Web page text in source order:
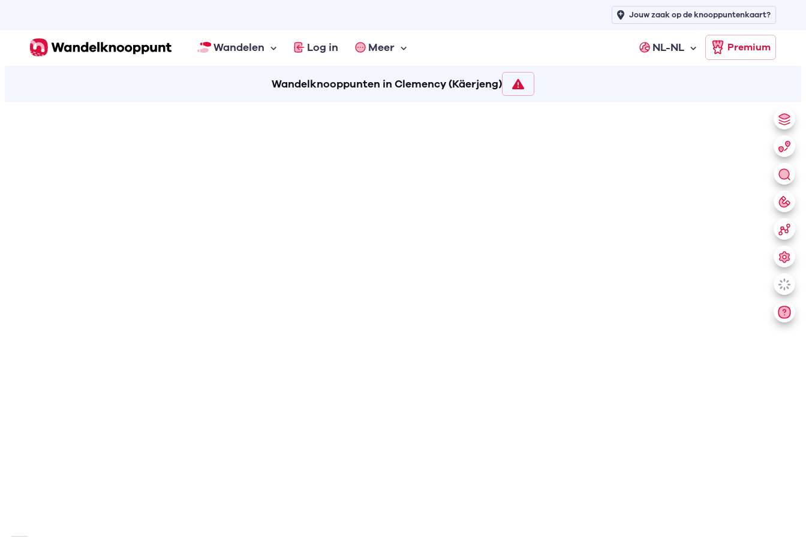
Wandelen Log in Meer NL-NL Premium
Jouw zaak op de knooppuntenkaart?
Wandelknooppunten in Clemency (Käerjeng)